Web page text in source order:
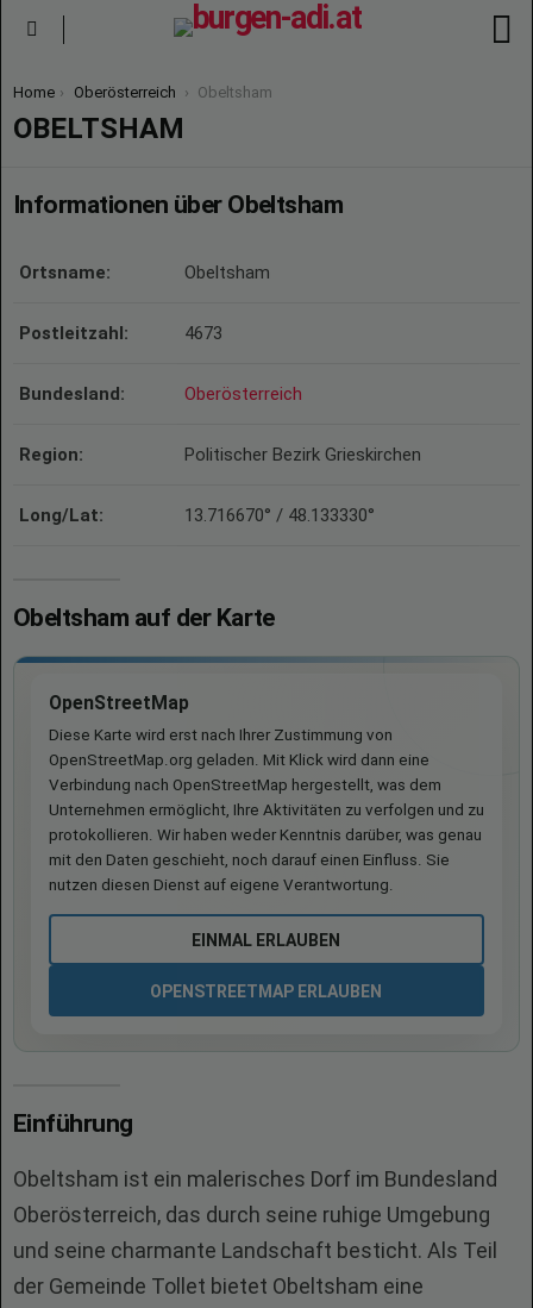
You are here:
Home Oberösterreich Obeltsham
OBELTSHAM
Informationen über Obeltsham
Ortsname: Obeltsham
Postleitzahl: 4673
Bundesland: Oberösterreich
Region: Politischer Bezirk Grieskirchen
Long/Lat: 13.716670° / 48.133330°
Obeltsham auf der Karte
OpenStreetMap
Diese Karte wird erst nach Ihrer Zustimmung von
OpenStreetMap.org geladen. Mit Klick wird dann eine
Verbindung nach OpenStreetMap hergestellt, was dem
Unternehmen ermöglicht, Ihre Aktivitäten zu verfolgen und zu
protokollieren. Wir haben weder Kenntnis darüber, was genau
mit den Daten geschieht, noch darauf einen Einfluss. Sie
nutzen diesen Dienst auf eigene Verantwortung.
EINMAL ERLAUBEN
OPENSTREETMAP ERLAUBEN
Einführung
Obeltsham ist ein malerisches Dorf im Bundesland
Oberösterreich, das durch seine ruhige Umgebung
und seine charmante Landschaft besticht. Als Teil
der Gemeinde Tollet bietet Obeltsham eine